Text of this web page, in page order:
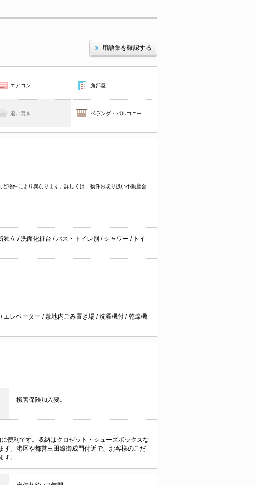
用語集を確認する
エアコン 角部屋
追い焚き ベランダ・バルコニー
物件により異なります。詳しくは、物件お取り扱い不動産会
独立 /洗面化粧台 /バス・トイレ別 / シャワー / トイ
/ エレベーター /敷地内ごみ置き場 /洗濯機付 /乾燥機
損害保険加入要。
便利です。収納はクロゼット・シューズボックスな
す。港区や都営三田線御成門付近で、お客様のこだ
す。